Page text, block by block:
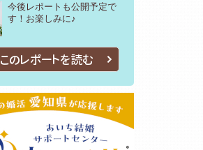
今後レポートも公開予定で
す！お楽しみに♪
このレポートを読む